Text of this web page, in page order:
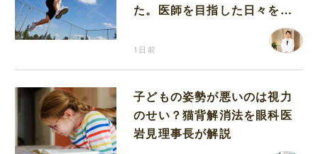
た。医師を目指した日々を振
1日前
子どもの姿勢が悪いのは視力
のせい？猫背解消法を眼科医
岩見理事長が解説